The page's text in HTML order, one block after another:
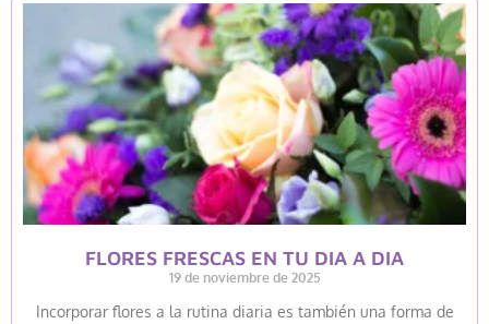
FLORES FRESCAS EN TU DIA A DIA
19 de noviembre de 2025
Incorporar flores a la rutina diaria es también una forma de